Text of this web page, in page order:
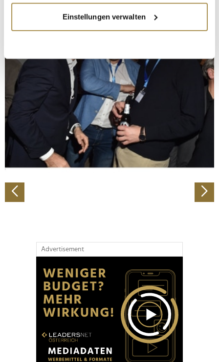
Informationen über Ihre geografische Lage
erfassen, welche bis auf einige Meter genau sein
bestimmten Merkmalen (Fingerprinting) identifizieren
Erfahren Sie mehr darüber, wie Ihre persönlichen Daten
verarbeitet werden, und legen Sie Ihre Präferenzen im
Abschnitt Einzelheiten
fest.
Wir verwenden Cookies, um Inhalte und Anzeigen zu
personalisieren, Funktionen für soziale Medien anbieten
zu können und die Zugriffe auf unsere Website zu
analysieren. Außerdem geben wir Informationen zu Ihrer
soziale Medien, Werbung und Analysen weiter. Unsere
Partner führen diese Informationen möglicherweise mit
Einstellungen verwalten
Advertisement